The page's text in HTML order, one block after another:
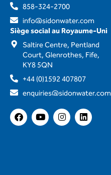
858-324-2700
info@sidonwater.com
Siège social au Royaume-Uni
Saltire Centre, Pentland
Court, Glenrothes, Fife,
KY8 5QN
+44 (0)1592 407807
enquiries@sidonwater.com
F
a
c
Y
o
u
I
n
s
L
i
n